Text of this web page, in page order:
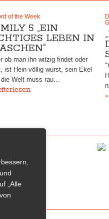
„Alle
of the Week
5 „EIN
LEBEN IN
ob man ihn witzig findet oder
ist Hein völlig wurst, sein Ekel
die Welt muss rau…